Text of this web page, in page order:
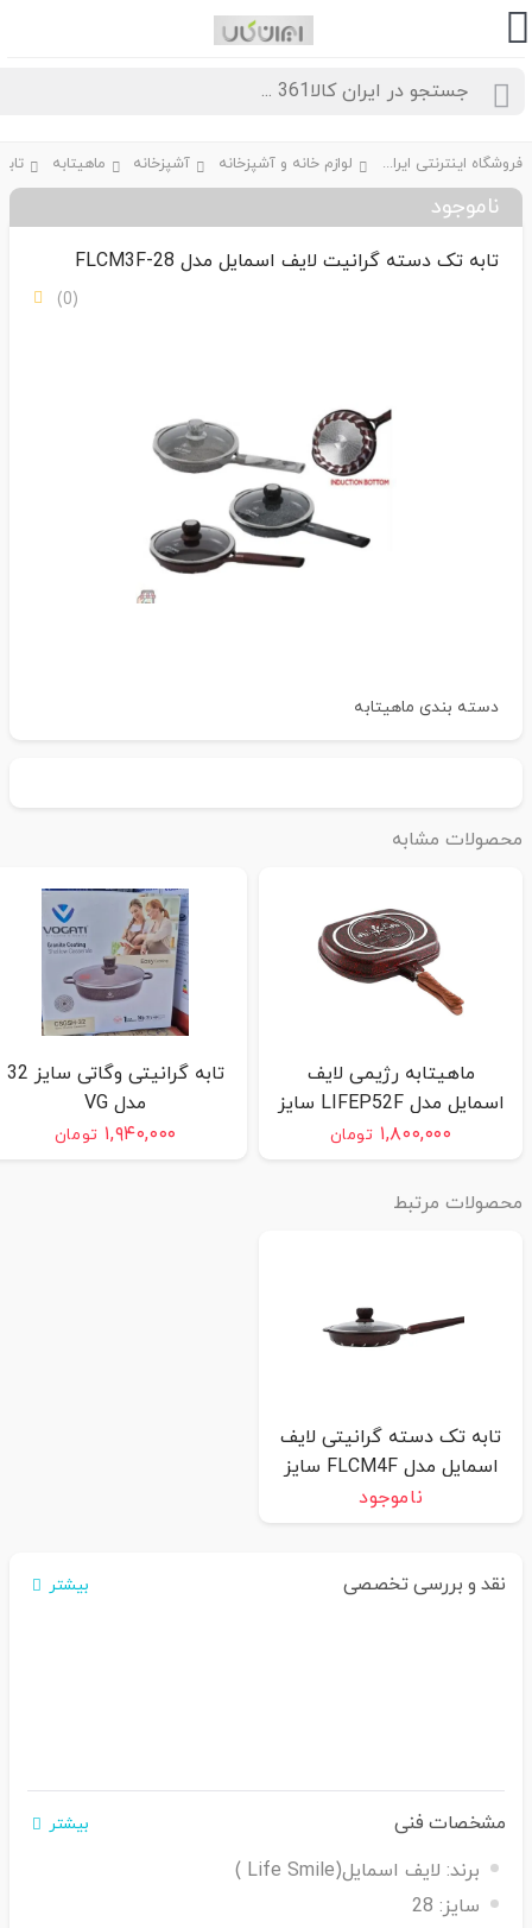
فروشگاه اینترنتی ایران کالا361 لوازم خانه و آشپزخانه آشپزخانه ماهیتابه
ناموجود
تابه تک دسته گرانیت لایف اسمایل مدل FLCM3F-28
دسته بندیماهیتابه
مشابه
ماهیتابه رژیمی لایف
اسمایل مدل LIFEP52F سایز
32
۱,۸۰۰,۰۰۰ تومان
تابه گرانیتی وگاتی سایز 32
مدل VG
۱,۹۴۰,۰۰۰ تومان
مرتبط
تابه تک دسته گرانیتی لایف
اسمایل مدل FLCM4F سایز
24
ناموجود
نقد و بررسی تخصصی بیشتر
مشخصات فنی بیشتر
برند: لایف اسمایل(Life Smile )
سایز: 28